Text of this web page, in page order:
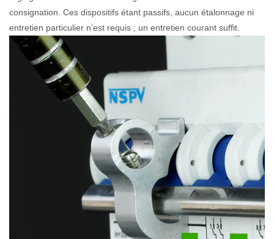
consignation. Ces dispositifs étant passifs, aucun étalonnage ni
entretien particulier n’est requis ; un entretien courant suffit.